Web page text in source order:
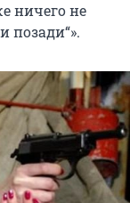
ничего не
позади“».